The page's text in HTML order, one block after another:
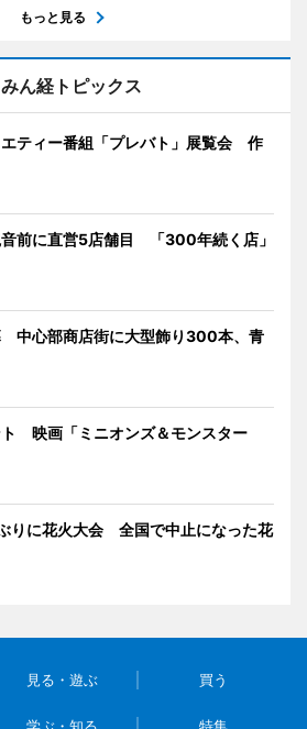
もっと見る
みん経トピックス
ティー番組「プレバト」展覧会 作
前に直営5店舗目 「300年続く店」
中心部商店街に大型飾り300本、青
映画「ミニオンズ＆モンスター
りに花火大会 全国で中止になった花
見る・遊ぶ 買う
学ぶ・知る 特集